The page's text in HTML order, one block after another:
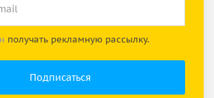
получать рекламную рассылку.